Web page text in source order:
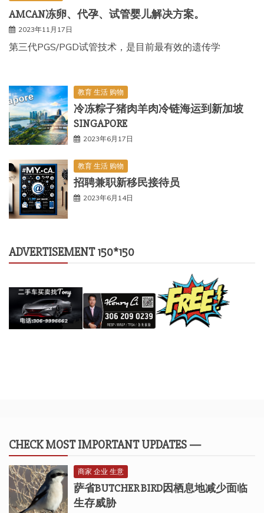
AMCAN冻卵、代孕、试管婴儿解决方案。
2023年11月17日
第三代PGS/PGD试管技术，是目前最有效的遗传学
教育 生活 购物
冷冻粽子猪肉羊肉冷链海运到新加坡
SINGAPORE
2023年6月17日
教育 生活 购物
招聘兼职新移民接待员
2023年6月14日
ADVERTISEMENT 150*150
CHECK MOST IMPORTANT UPDATES —
商家 企业 生意
萨省BUTCHER BIRD因栖息地减少面临
生存威胁